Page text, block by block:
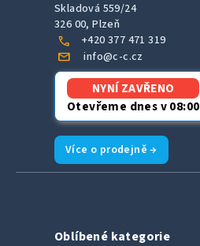
Skladová 559/24
326 00, Plzeň
call +420 377 471 319
mail info@c-c.cz
NYNÍ ZAVŘENO
Otevřeme dnes v 08:00
Více o prodejně →
Oblíbené kategorie